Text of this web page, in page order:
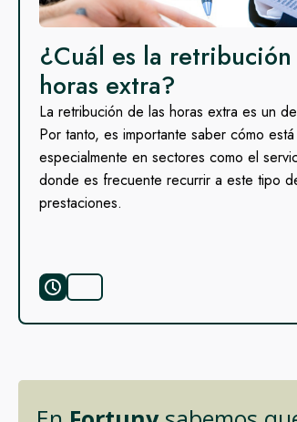
¿Cuál es la
horas extra?
La retribución de las horas extra es un
Por tanto, es importante saber cómo
especialmente en sectores como el
donde es frecuente recurrir a este tipo
prestaciones.